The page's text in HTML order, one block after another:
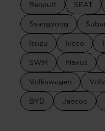
Renault SEAT
Ssangyong
Isuzu Iveco
SWM Maxus
Volkswagen
BYD Jaecoo